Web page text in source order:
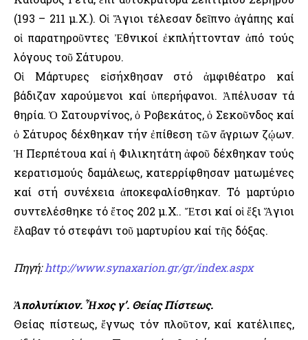
(193 – 211 μ.Χ.). Οἱ Ἅγιοι τέλεσαν δεῖπνο ἀγάπης καί
οἱ παρατηροῦντες Ἐθνικοί ἐκπλήττονταν ἀπό τούς
λόγους τοῦ Σάτυρου.
Οἱ Μάρτυρες εἰσήχθησαν στό ἀμφιθέατρο καί
βάδιζαν χαρούμενοι καί ὑπερήφανοι. Ἀπέλυσαν τά
θηρία. Ὁ Σατουρνίνος, ὁ Ροβεκάτος, ὁ Σεκοῦνδος καί
ὁ Σάτυρος δέχθηκαν τήν ἐπίθεση τῶν ἄγριων ζῴων.
Ἡ Περπέτουα καί ἡ Φιλικητάτη ἀφοῦ δέχθηκαν τούς
κερατισμούς δαμάλεως, κατερρίφθησαν ματωμένες
καί στή συνέχεια ἀποκεφαλίσθηκαν. Τό μαρτύριο
συντελέσθηκε τό ἔτος 202 μ.Χ.. Ἔτσι καί οἱ ἕξι Ἅγιοι
ἔλαβαν τό στεφάνι τοῦ μαρτυρίου καί τῆς δόξας.
Πηγή:http://www.synaxarion.gr/gr/index.aspx
Ἀπολυτίκιον. Ἦχος γ’. Θείας Πίστεως.
Θείας πίστεως, ἔγνως τόν πλοῦτον, καί κατέλιπες,